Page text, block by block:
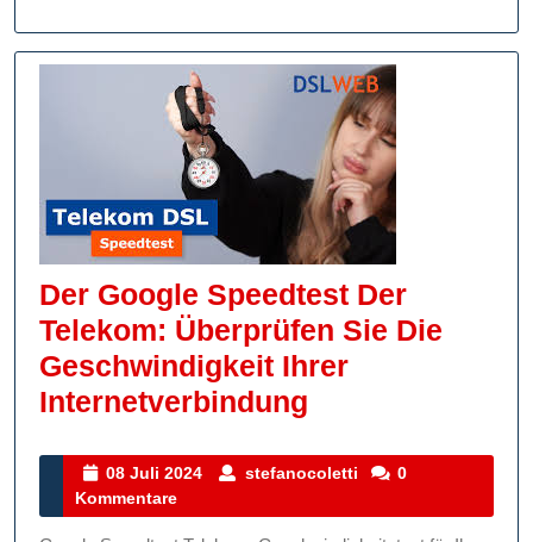
Der Google Speedtest Der
Telekom: Überprüfen Sie Die
Geschwindigkeit Ihrer
Internetverbindung
Speedtest
08 Juli 2024
08
2024
stefanocoletti stefanocoletti
0
Kommentare